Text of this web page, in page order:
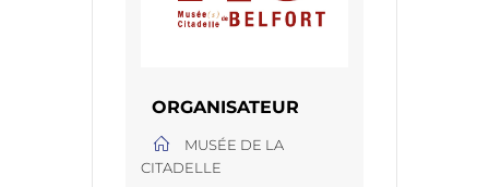
ORGANISATEUR
MUSÉE DE LA
CITADELLE